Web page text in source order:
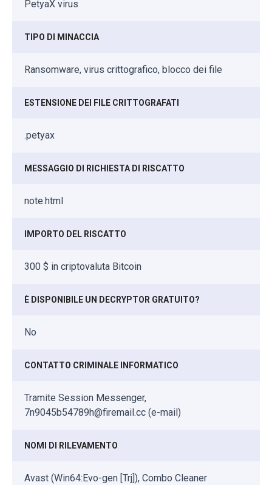
PetyaX virus
TIPO DI MINACCIA
Ransomware, virus crittografico, blocco dei file
ESTENSIONE DEI FILE CRITTOGRAFATI
.petyax
MESSAGGIO DI RICHIESTA DI RISCATTO
note.html
IMPORTO DEL RISCATTO
300 $ in criptovaluta Bitcoin
È DISPONIBILE UN DECRYPTOR GRATUITO?
No
CONTATTO CRIMINALE INFORMATICO
Tramite Session Messenger,
7n9045b54789h@firemail.cc (e-mail)
NOMI DI RILEVAMENTO
Avast (Win64:Evo-gen [Trj]), Combo Cleaner